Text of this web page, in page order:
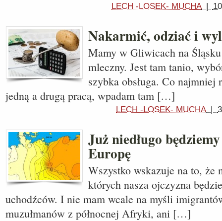
LECH -LOSEK- MUCHA|
Nakarmić, odziać i
Mamy w Gliwicach na
mleczny. Jest tam tanio,
szybka obsługa. Co
jedną a drugą pracą, wpadam tam […]
LECH -LOSEK- MUCHA|
Już niedługo
Europę
Wszystko wskazuje na to, że
których nasza ojczyzna
uchodźców. I nie mam wcale na myśli
muzułmanów z północnej Afryki, ani […]